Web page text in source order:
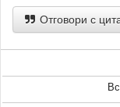
Отговори с